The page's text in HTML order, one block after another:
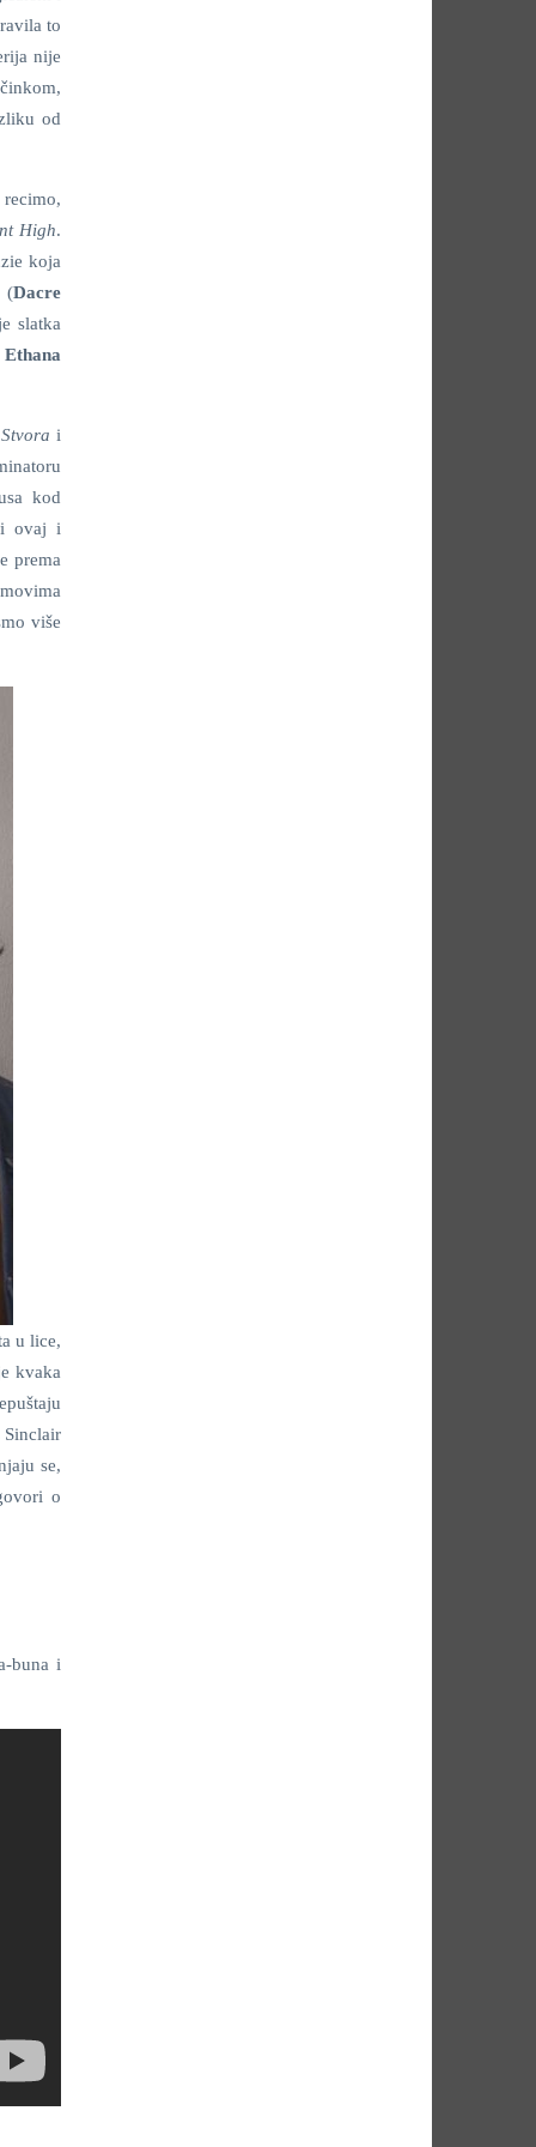
to
nije
od
High.
koja
(Dacre
slatka
Ethana
Stvora i
kod
ovaj i
prema
više
u lice,
kvaka
Sinclair
se,
o
buna i